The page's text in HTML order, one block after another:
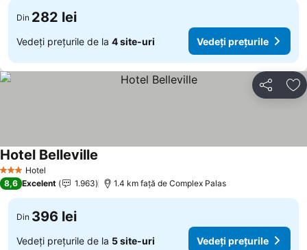
Din 282 lei
Vedeți prețurile de la 4 site-uri Vedeți prețurile
Distribuiți
3 SteleHotel
Hotel Belleville
8,6 Excelent 1.963 1.4 km faţă de Complex Palas
Din 396 lei
Vedeți prețurile de la 5 site-uri Vedeți prețurile